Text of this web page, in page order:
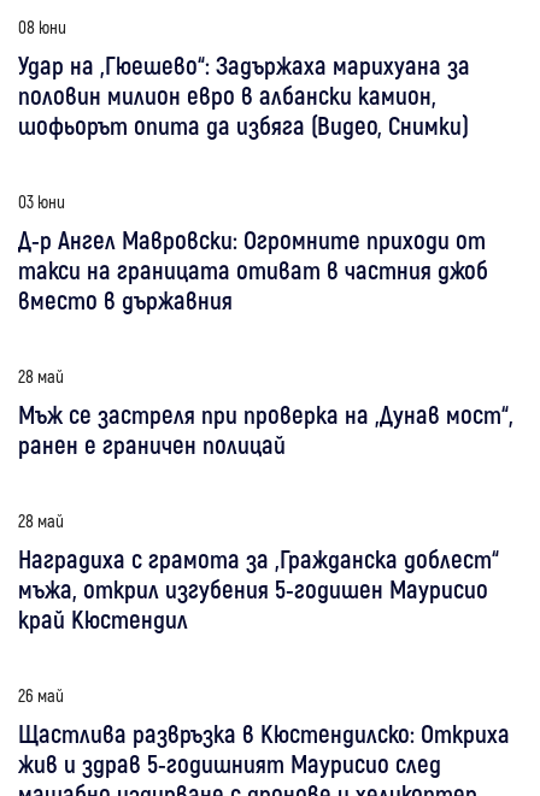
08 юни
Удар на „Гюешево“: Задържаха марихуана за
половин милион евро в албански камион,
шофьорът опита да избяга (Видео, Снимки)
03 юни
Д-р Ангел Мавровски: Огромните приходи от
такси на границата отиват в частния джоб
вместо в държавния
28 май
Мъж се застреля при проверка на „Дунав мост“,
ранен е граничен полицай
28 май
Наградиха с грамота за „Гражданска доблест“
мъжа, открил изгубения 5-годишен Маурисио
край Кюстендил
26 май
Щастлива развръзка в Кюстендилско: Откриха
жив и здрав 5-годишният Маурисио след